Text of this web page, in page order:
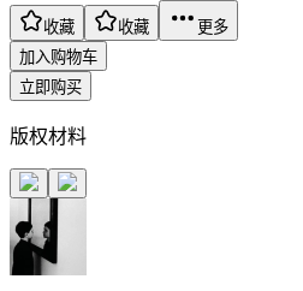
收藏 收藏
更多
加入购物车
立即购买
版权材料